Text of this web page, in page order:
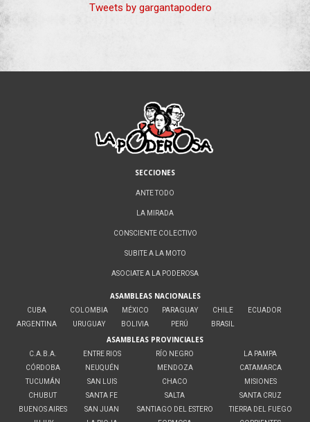
Tweets by gargantapodero
SECCIONES
ANTE TODO
LA MIRADA
CONSCIENTE COLECTIVO
SUBITE A LA MOTO
ASOCIATE A LA PODEROSA
ASAMBLEAS NACIONALES
CUBA
ARGENTINA
COLOMBIA
URUGUAY
MÉXICO
BOLIVIA
PARAGUAY
PERÚ
CHILE
BRASIL
ECUADOR
ASAMBLEAS PROVINCIALES
C.A.B.A.
CÓRDOBA
TUCUMÁN
CHUBUT
BUENOS AIRES
ENTRE RIOS
NEUQUÉN
SAN LUIS
SANTA FE
SAN JUAN
RÍO NEGRO
MENDOZA
CHACO
SALTA
SANTIAGO DEL ESTERO
LA PAMPA
CATAMARCA
MISIONES
SANTA CRUZ
TIERRA DEL FUEGO